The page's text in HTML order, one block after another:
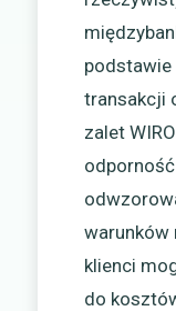
podstawie
transakcji
zalet
warunków
klienci
do